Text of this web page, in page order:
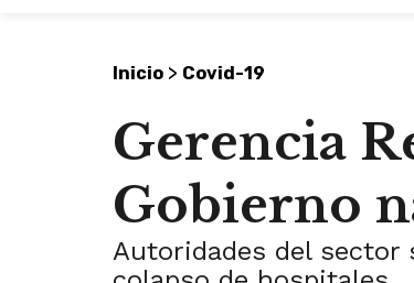
Inicio > Covid-19
Gerencia
Gobierno
Autoridades del sector